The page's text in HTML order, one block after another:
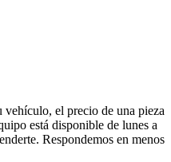
vehículo, el precio de una pieza
está disponible de lunes a
Respondemos en menos